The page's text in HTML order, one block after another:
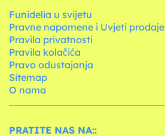
Funidelia u svijetu
Pravne napomene i Uvjeti prodaje
Pravila privatnosti
Pravila kolačića
Pravo odustajanja
Sitemap
O nama
PRATITE NAS NA::